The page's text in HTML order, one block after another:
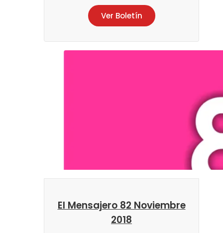
Ver Boletín
El Mensajero 82 Noviembre
2018